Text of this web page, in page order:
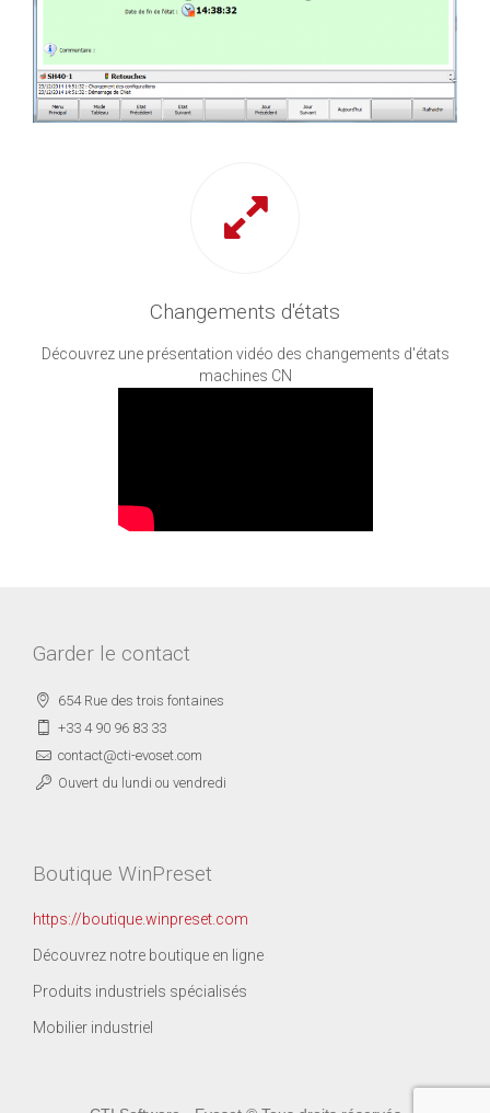
Changements d'états
Découvrez une présentation vidéo des changements d'états
machines CN
Garder le contact
654 Rue des trois fontaines
+33 4 90 96 83 33
contact@cti-evoset.com
Ouvert du lundi ou vendredi
Boutique WinPreset
https://boutique.winpreset.com
Découvrez notre boutique en ligne
Produits industriels spécialisés
Mobilier industriel